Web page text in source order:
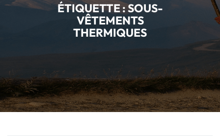
ÉTIQUETTE :SOUS-
VÊTEMENTS
THERMIQUES